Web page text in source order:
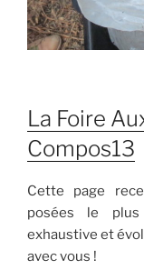
La Foire
Compos13
Cette page
posées le
exhaustive et
avec vous !